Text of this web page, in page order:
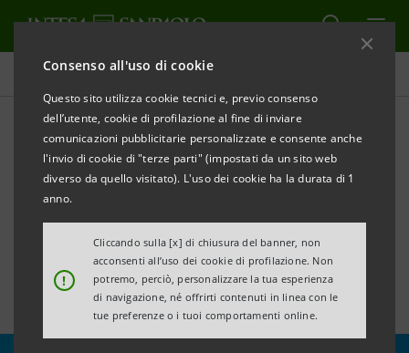
Consenso all'uso di cookie
Questo sito utilizza cookie tecnici e, previo consenso
dell’utente, cookie di profilazione al fine di inviare
comunicazioni pubblicitarie personalizzate e consente anche
l'invio di cookie di "terze parti" (impostati da un sito web
diverso da quello visitato). L'uso dei cookie ha la durata di 1
anno.
!
Cliccando sulla [x] di chiusura del banner, non
acconsenti all’uso dei cookie di profilazione. Non
potremo, perciò, personalizzare la tua esperienza
di navigazione, né offrirti contenuti in linea con le
tue preferenze o i tuoi comportamenti online.
Tutte le news
Albania: con CDP a
supporto delle PMI e
dell’economia green